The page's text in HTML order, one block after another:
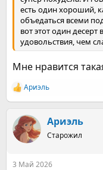
есть один хороший,
объедаться всеми
вот этот один
удовольствия, чем
Мне нравится
Р
е
к
ц
и
Ариэль
Ариэль
Старожил
3 Май 2026